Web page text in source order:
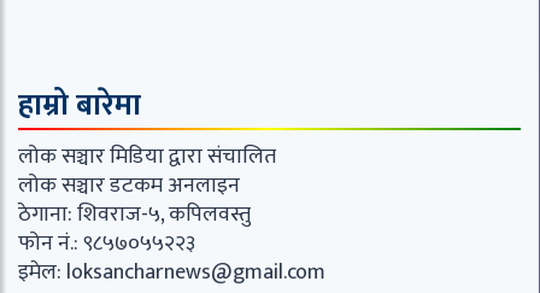
हाम्रो बारेमा
लोक सञ्चार मिडिया द्वारा संचालित
लोक सञ्चार डटकम अनलाइन
ठेगाना: शिवराज-५, कपिलवस्तु
फोन नं.: ९८५७०५५२२३
इमेल: loksancharnews@gmail.com